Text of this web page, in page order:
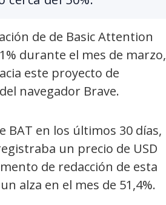
de de Basic Attention
durante el mes de marzo,
este proyecto de
navegador Brave.
BAT en los últimos 30 días,
un precio de USD
de redacción de esta
alza en el mes de 51,4%.